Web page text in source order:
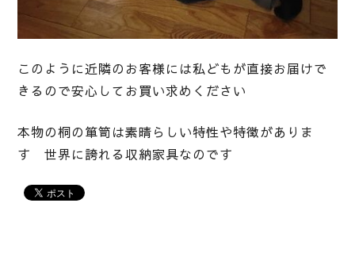
このように近隣のお客様には私どもが直接お届けで
きるので安心してお買い求めください
本物の桐の箪笥は素晴らしい特性や特徴がありま
す 世界に誇れる収納家具なのです